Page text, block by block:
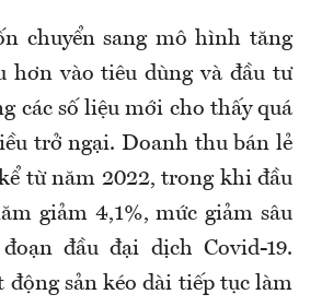
chuyển sang mô hình tăng
hơn vào tiêu dùng và đầu tư
các số liệu mới cho thấy quá
trở ngại. Doanh thu bán lẻ
từ năm 2022, trong khi đầu
giảm 4,1%, mức giảm sâu
đầu đại dịch Covid-19.
động sản kéo dài tiếp tục làm